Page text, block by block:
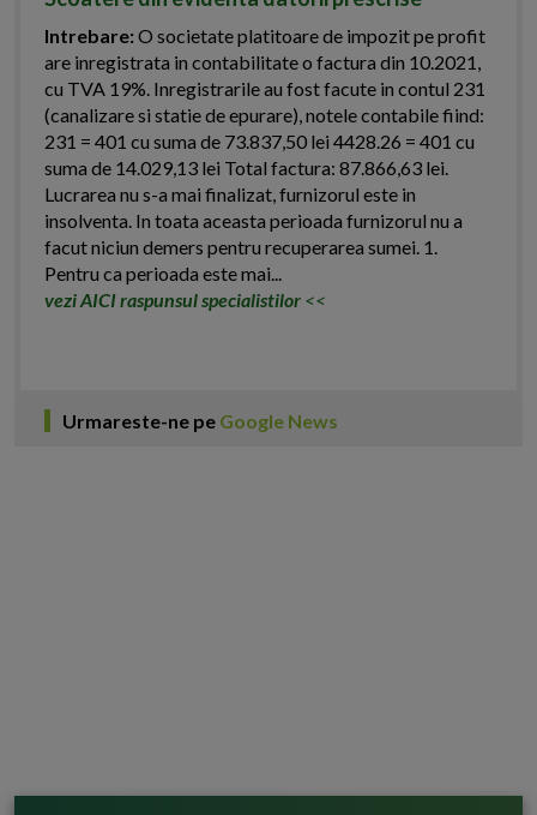
Intrebare:O societate platitoare de impozit pe profit
are inregistrata in contabilitate o factura din 10.2021,
cu TVA 19%. Inregistrarile au fost facute in contul 231
(canalizare si statie de epurare), notele contabile fiind:
231 = 401 cu suma de 73.837,50 lei 4428.26 = 401 cu
suma de 14.029,13 lei Total factura: 87.866,63 lei.
Lucrarea nu s-a mai finalizat, furnizorul este in
insolventa. In toata aceasta perioada furnizorul nu a
facut niciun demers pentru recuperarea sumei. 1.
Pentru ca perioada este mai...
vezi AICI raspunsul specialistilor <<
Urmareste-ne pe Google News